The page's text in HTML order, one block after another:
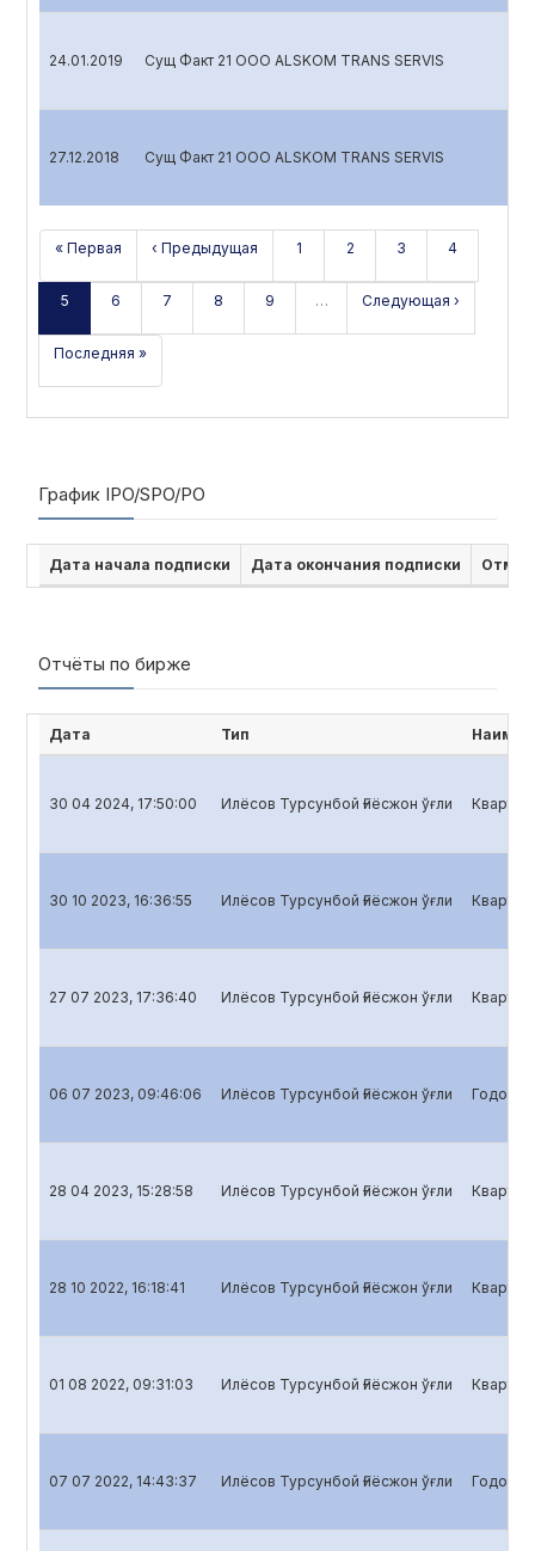
24.01.2019 Сущ Факт 21 OOO ALSKOM TRANS SERVIS
27.12.2018 Сущ Факт 21 OOO ALSKOM TRANS SERVIS
« Первая ‹ Предыдущая 1 2 3 4
5 6 7 8 9 … Следующая ›
Последняя »
График IPO/SPO/PO
Дата начала подписки Дата окончания подписки
Отчёты по бирже
Дата Тип
30 04 2024, 17:50:00 Илёсов Турсунбой Ғиёсжон ўғли
30 10 2023, 16:36:55 Илёсов Турсунбой Ғиёсжон ўғли
27 07 2023, 17:36:40 Илёсов Турсунбой Ғиёсжон ўғли
06 07 2023, 09:46:06 Илёсов Турсунбой Ғиёсжон ўғли
28 04 2023, 15:28:58 Илёсов Турсунбой Ғиёсжон ўғли
28 10 2022, 16:18:41 Илёсов Турсунбой Ғиёсжон ўғли
01 08 2022, 09:31:03 Илёсов Турсунбой Ғиёсжон ўғли
07 07 2022, 14:43:37 Илёсов Турсунбой Ғиёсжон ўғли